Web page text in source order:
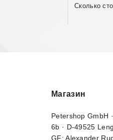
Сколько
Магазин
Petershop GmbH
6b · D-49525
GF: Alexander